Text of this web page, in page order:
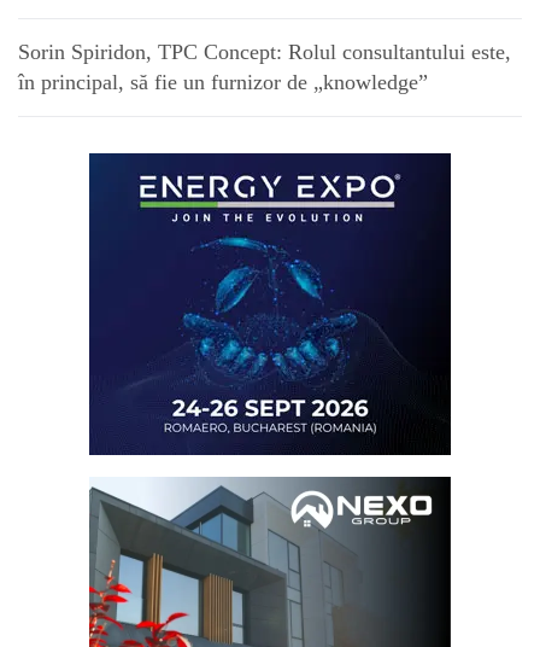
Sorin Spiridon, TPC Concept: Rolul consultantului este,
în principal, să fie un furnizor de „knowledge”